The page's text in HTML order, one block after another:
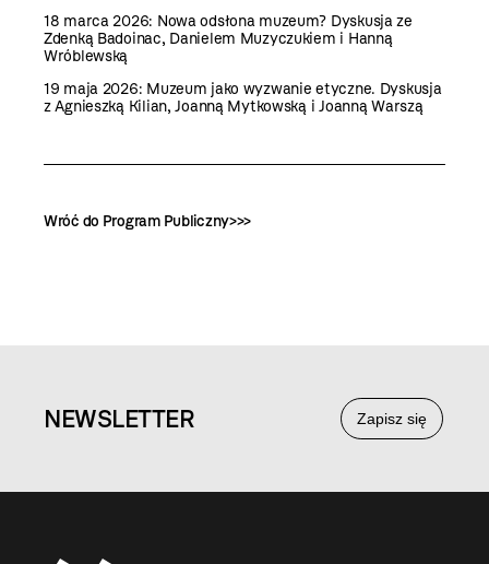
18 marca 2026: Nowa odsłona muzeum? Dyskusja ze
Zdenką Badoinac, Danielem Muzyczukiem i Hanną
Wróblewską
19 maja 2026: Muzeum jako wyzwanie etyczne. Dyskusja
z Agnieszką Kilian, Joanną Mytkowską i Joanną Warszą
Wróć do Program Publiczny>>>
Zapisz się
NEWSLETTER